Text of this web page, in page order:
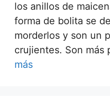
los anillos de
forma de bolita se
morderlos y son un
crujientes. Son más
más